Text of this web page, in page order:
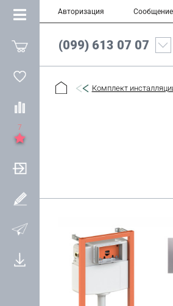
7
Авторизация Сообщение
(099) 613 07 07
Комплект